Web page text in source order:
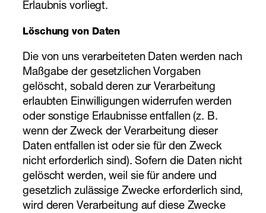
Erlaubnis vorliegt.
Löschung von Daten
Die von uns verarbeiteten Daten werden nach
Maßgabe der gesetzlichen Vorgaben
gelöscht, sobald deren zur Verarbeitung
erlaubten Einwilligungen widerrufen werden
oder sonstige Erlaubnisse entfallen (z. B.
wenn der Zweck der Verarbeitung dieser
Daten entfallen ist oder sie für den Zweck
nicht erforderlich sind). Sofern die Daten nicht
gelöscht werden, weil sie für andere und
gesetzlich zulässige Zwecke erforderlich sind,
wird deren Verarbeitung auf diese Zwecke